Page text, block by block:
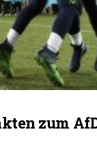
zum